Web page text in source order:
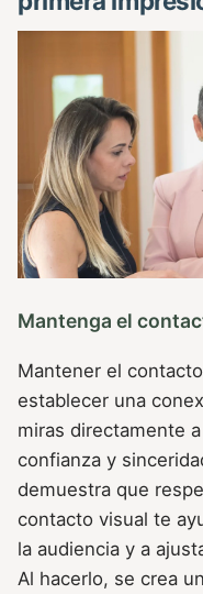
Mantenga el
Mantener el
establecer una
miras directamente
confianza y
demuestra que
contacto visual te
la audiencia y a
Al hacerlo, se crea